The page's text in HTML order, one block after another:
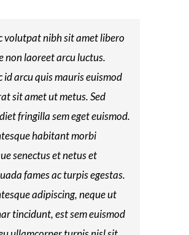
volutpat nibh sit amet libero
non laoreet arcu luctus.
id arcu quis mauris euismod
sit amet ut metus. Sed
fringilla sem eget euismod.
habitant morbi
senectus et netus et
fames ac turpis egestas.
adipiscing, neque ut
tincidunt, est sem euismod